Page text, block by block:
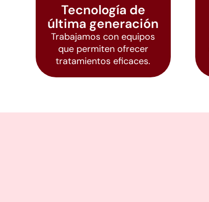
Tecnología de
última generación
Trabajamos con equipos
que permiten ofrecer
tratamientos eficaces.